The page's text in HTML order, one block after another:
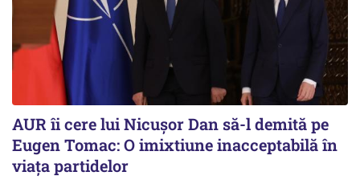
AUR îi cere lui Nicușor Dan să-l demită pe
Eugen Tomac: O imixtiune inacceptabilă în
viața partidelor